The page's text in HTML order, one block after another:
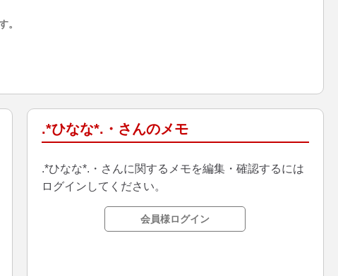
。
.*ひなな*.・さんのメモ
.*ひなな*.・さんに関するメモを編集・確認するには
ログインしてください。
会員様ログイン